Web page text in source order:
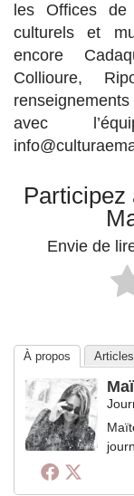
les Offices de
culturels et
encore
Collioure,
avec
Participez
Envie de
À propos